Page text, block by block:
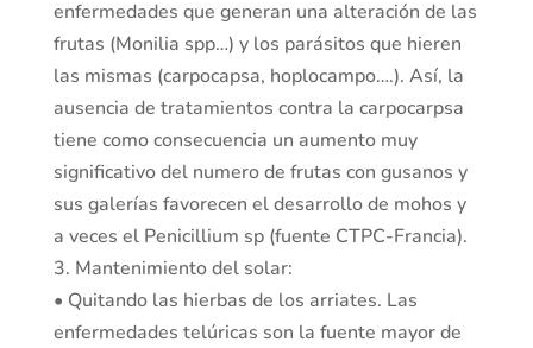
enfermedades que generan una alteración de las
frutas (Monilia spp…) y los parásitos que hieren
las mismas (carpocapsa, hoplocampo….). Así, la
ausencia de tratamientos contra la carpocarpsa
tiene como consecuencia un aumento muy
significativo del numero de frutas con gusanos y
sus galerías favorecen el desarrollo de mohos y
a veces el Penicillium sp (fuente CTPC-Francia).
3. Mantenimiento del solar:
• Quitando las hierbas de los arriates. Las
enfermedades telúricas son la fuente mayor de